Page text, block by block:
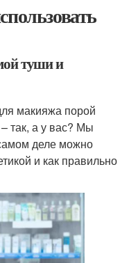
туши и
макияжа порой
так, а у вас? Мы
деле можно
и как правильно